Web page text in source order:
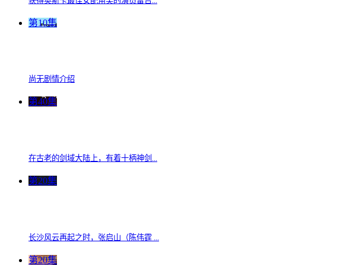
第10集
尚无剧情介绍
第40集
在古老的剑域大陆上，有着十柄神剑...
第20集
长沙风云再起之时，张启山（陈伟霆 ...
第20集